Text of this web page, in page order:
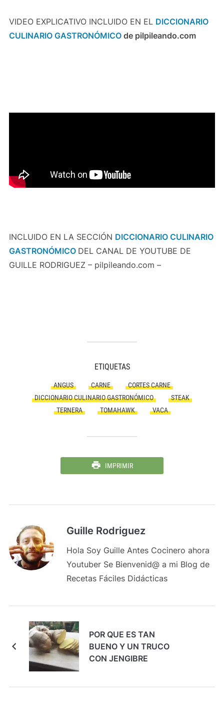
VIDEO EXPLICATIVO INCLUIDO EN EL DICCIONARIO
CULINARIO GASTRONÓMICO de pilpileando.com
INCLUIDO EN LA SECCIÓN DICCIONARIO CULINARIO
GASTRONÓMICO DEL CANAL DE YOUTUBE DE
GUILLE RODRIGUEZ – pilpileando.com –
ETIQUETAS
ANGUS CARNE
CORTES CARNE
DICCIONARIO CULINARIO GASTRONÓMICO
STEAK
TERNERA
TOMAHAWK VACA
IMPRIMIR
Guille Rodriguez
Hola Soy Guille Antes Cocinero ahora
Youtuber Se Bienvenid@ a mi Blog de
Recetas Fáciles Didácticas
POR QUE ES TAN
BUENO Y UN TRUCO
CON JENGIBRE